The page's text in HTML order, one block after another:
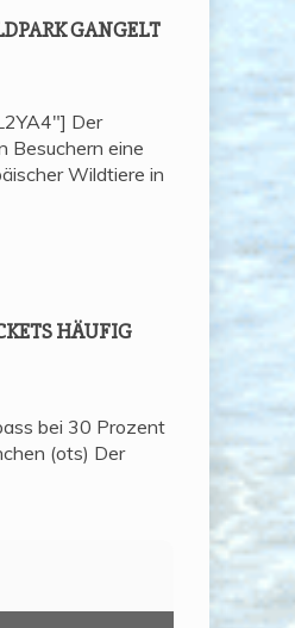
GANGELT
Der
Besuchern eine
Wildtiere in
HÄU­FIG
bei 30 Prozent
(ots) Der